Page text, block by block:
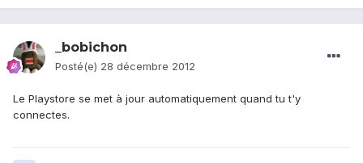
_bobichon
Posté(e) 28 décembre 2012
Le Playstore se met à jour automatiquement quand tu t'y
connectes.